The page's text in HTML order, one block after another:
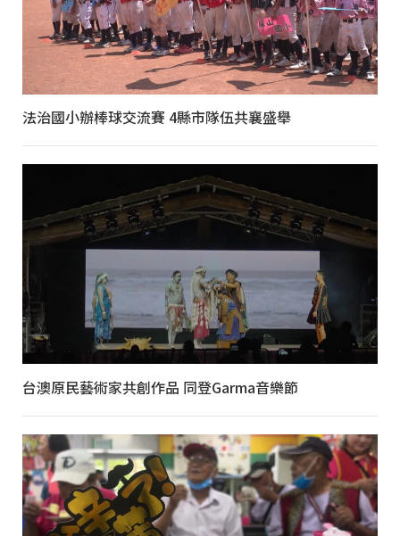
法治國小辦棒球交流賽 4縣市隊伍共襄盛舉
台澳原民藝術家共創作品 同登Garma音樂節